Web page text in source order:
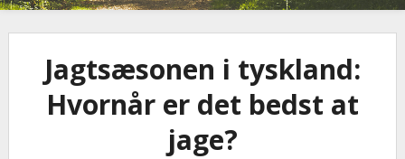
Jagtsæsonen i tyskland:
Hvornår er det bedst at
jage?